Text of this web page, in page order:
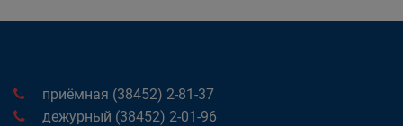
приёмная (38452) 2-81-37
дежурный (38452) 2-01-96